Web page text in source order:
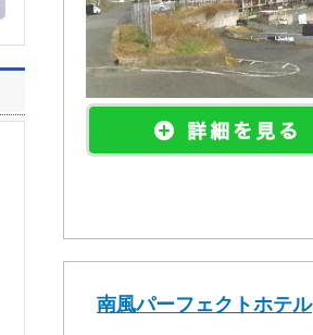
南風パーフェクトホテル